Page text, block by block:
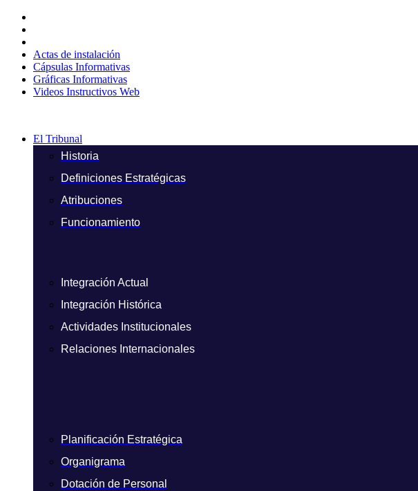
contenido
Actas de instalación
Cápsulas Informativas
Gráficas Informativas
Videos Instructivos Web
El Tribunal
Historia
Definiciones Estratégicas
Atribuciones
Funcionamiento
Integración Actual
Integración Histórica
Actividades Institucionales
Relaciones Internacionales
Planificación Estratégica
Organigrama
Dotación de Personal